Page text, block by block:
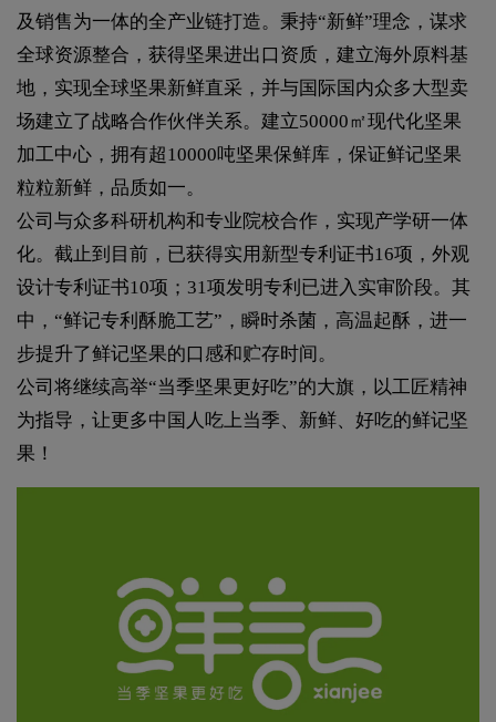
及销售为一体的全产业链打造。秉持“新鲜”理念，谋求
全球资源整合，获得坚果进出口资质，建立海外原料基
地，实现全球坚果新鲜直采，并与国际国内众多大型卖
场建立了战略合作伙伴关系。建立50000㎡现代化坚果
加工中心，拥有超10000吨坚果保鲜库，保证鲜记坚果
粒粒新鲜，品质如一。
公司与众多科研机构和专业院校合作，实现产学研一体
化。截止到目前，已获得实用新型专利证书16项，外观
设计专利证书10项；31项发明专利已进入实审阶段。其
中，“鲜记专利酥脆工艺”，瞬时杀菌，高温起酥，进一
步提升了鲜记坚果的口感和贮存时间。
公司将继续高举“当季坚果更好吃”的大旗，以工匠精神
为指导，让更多中国人吃上当季、新鲜、好吃的鲜记坚
果！